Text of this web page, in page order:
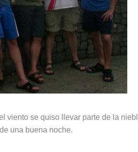
viento se quiso llevar parte de la
una buena noche.